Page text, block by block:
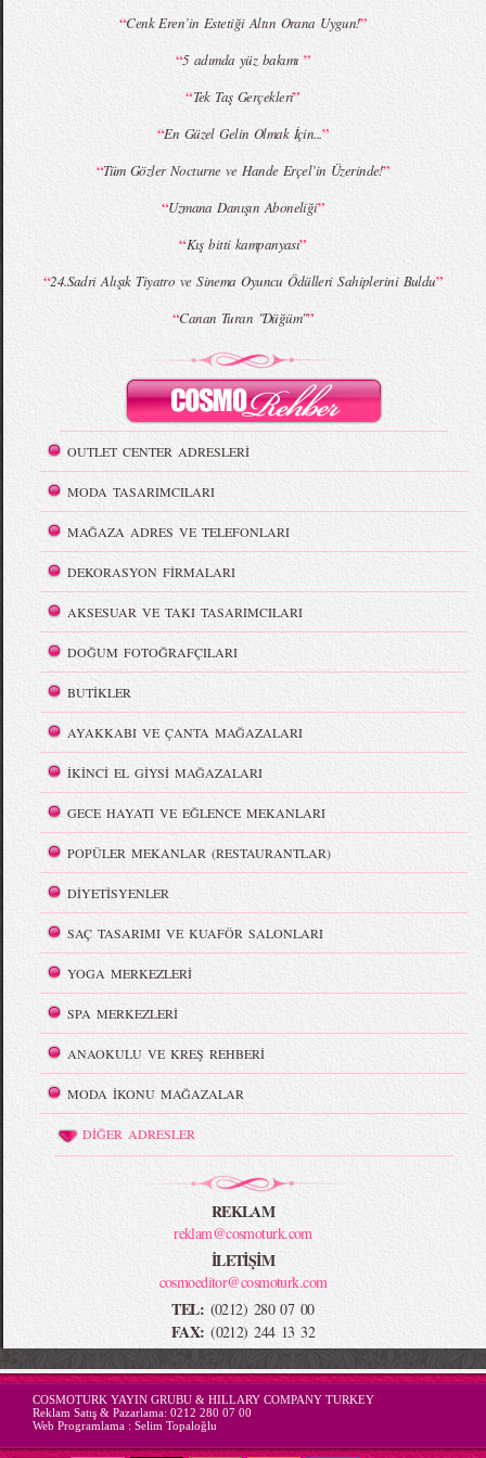
MBFWI - Giray Sepin 2015 Yaz Koleksiyonu MBFWI - Burçe Bekrek 2015 Yaz Koleksiyonu
“Cenk Eren’in Estetiği Altın Orana Uygun!”
“5 adımda yüz bakımı ”
“Tek Taş Gerçekleri”
“En Güzel Gelin Olmak İçin...”
“Tüm Gözler Nocturne ve Hande Erçel’in Üzerinde!”
“Uzmana Danışın Aboneliği”
“Kış bitti kampanyası”
“24.Sadri Alışık Tiyatro ve Sinema Oyuncu Ödülleri Sahiplerini Buldu”
“Canan Turan "Düğüm"”
OUTLET CENTER ADRESLERİ
MODA TASARIMCILARI
MAĞAZA ADRES VE TELEFONLARI
DEKORASYON FİRMALARI
AKSESUAR VE TAKI TASARIMCILARI
DOĞUM FOTOĞRAFÇILARI
BUTİKLER
AYAKKABI VE ÇANTA MAĞAZALARI
İKİNCİ EL GİYSİ MAĞAZALARI
GECE HAYATI VE EĞLENCE MEKANLARI
POPÜLER MEKANLAR (RESTAURANTLAR)
DİYETİSYENLER
SAÇ TASARIMI VE KUAFÖR SALONLARI
YOGA MERKEZLERİ
SPA MERKEZLERİ
ANAOKULU VE KREŞ REHBERİ
MODA İKONU MAĞAZALAR
DİĞER ADRESLER
REKLAM
reklam@cosmoturk.com
İLETİŞİM
cosmoeditor@cosmoturk.com
TEL: (0212) 280 07 00
FAX: (0212) 244 13 32
-->
COSMOTURK YAYIN GRUBU & HILLARY COMPANY TURKEY
Reklam Satış & Pazarlama: 0212 280 07 00
Web Programlama : Selim Topaloğlu